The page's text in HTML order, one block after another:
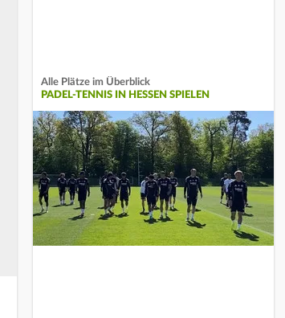
Alle Plätze im Überblick
PADEL-TENNIS IN HESSEN SPIELEN